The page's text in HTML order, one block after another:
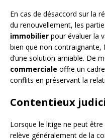
En cas de désaccord sur la
du renouvellement, les
immobilier pour évaluer la
bien que non
d’une solution amiable. De
commerciale offre un
conflits en préservant la
Contentieux
Lorsque le litige ne peut
relève généralement de la